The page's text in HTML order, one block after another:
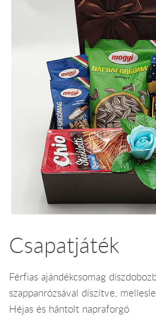
Csapatjáték
Férfias ajándékcsomag
szappanrózsával díszítve,
Héjas és hántolt napraforgó